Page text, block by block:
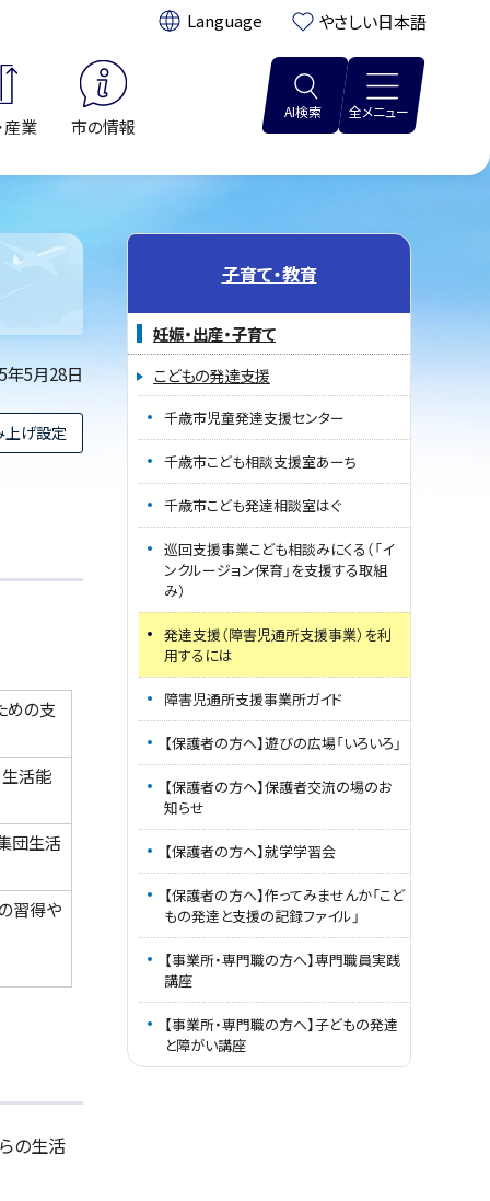
翻訳: やさしい日本語
産業 市の情報
AI検索 全メニュー
年5月28日
上げ設定
めの支
生活能
団生活
習得や
の生活
子育て・教育
妊娠・出産・子育て
こどもの発達支援
千歳市児童発達支援センター
千歳市こども相談支援室あーち
千歳市こども発達相談室はぐ
巡回支援事業こども相談みにくる（「イ
ンクルージョン保育」を支援する取組
み）
発達支援（障害児通所支援事業）を利
用するには
障害児通所支援事業所ガイド
【保護者の方へ】遊びの広場「いろいろ」
【保護者の方へ】保護者交流の場のお
知らせ
【保護者の方へ】就学学習会
【保護者の方へ】作ってみませんか「こど
もの発達と支援の記録ファイル」
【事業所・専門職の方へ】専門職員実践
講座
【事業所・専門職の方へ】子どもの発達
と障がい講座